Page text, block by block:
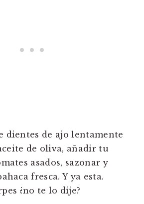
dientes de ajo lentamente
de oliva, añadir tu
asados, sazonar y
fresca. Y ya esta.
¿no te lo dije?